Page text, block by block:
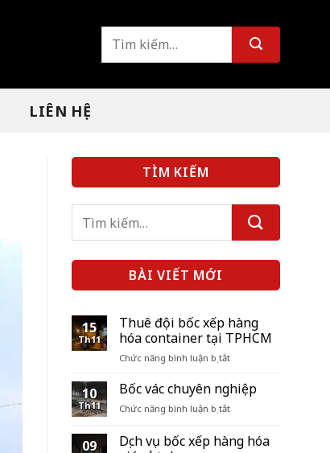
kiếm:
LIÊN HỆ
TÌM KIẾM
BÀI VIẾT MỚI
15
Th11
Thuê đội bốc xếp hàng
hóa container tại TPHCM
Chức năng bình luận bị tắtở
đội
bốc
xếp
hóa
10
Th11
Bốc vác chuyên nghiệp
Chức năng bình luận bị tắtở
chuyên
09
Dịch vụ bốc xếp hàng hóa